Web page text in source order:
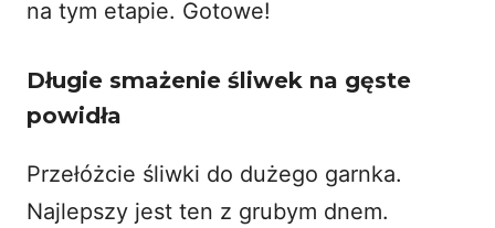
na tym etapie. Gotowe!
Długie smażenie śliwek na gęste
powidła
Przełóżcie śliwki do dużego garnka.
Najlepszy jest ten z grubym dnem.